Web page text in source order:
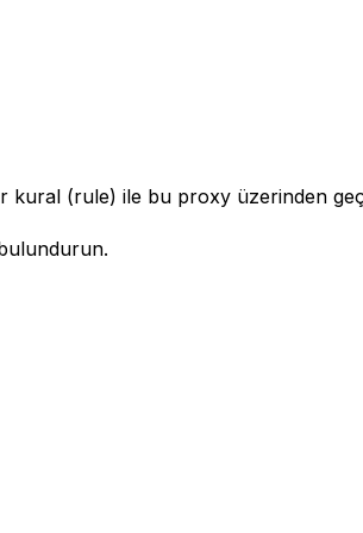
kural (rule) ile bu proxy üzerinden